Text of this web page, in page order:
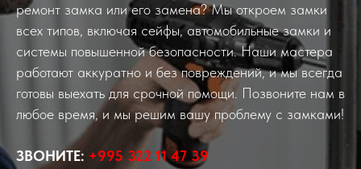
ремонт замка или его замена? Мы откроем замки
всех типов, включая сейфы, автомобильные замки и
системы повышенной безопасности. Наши мастера
работают аккуратно и без повреждений, и мы всегда
готовы выехать для срочной помощи. Позвоните нам в
любое время, и мы решим вашу проблему с замками!
ЗВОНИТЕ: +995 322 11 47 39